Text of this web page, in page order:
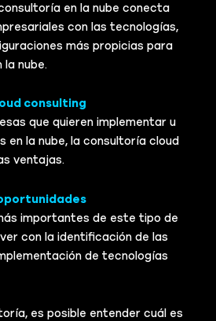
en la nube conecta
con las tecnologías,
más propicias para
nube.
consulting
que quieren implementar u
en la nube, la consultoría cloud
ventajas.
importantes de este tipo de
con la identificación de las
de tecnologías
es posible entender cuál es